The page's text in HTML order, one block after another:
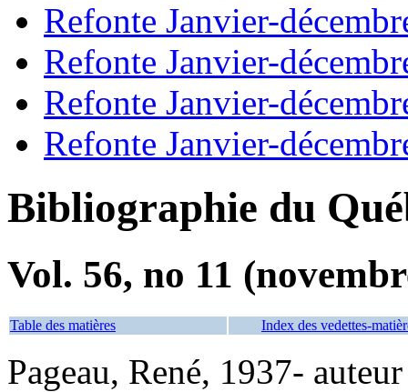
Refonte Janvier-
Refonte Janvier-
Refonte Janvier-
Refonte Janvier-
Bibliographie du
Vol. 56, no 11
Table des matières Index des vedettes-
Pageau, René, 1937- auteur